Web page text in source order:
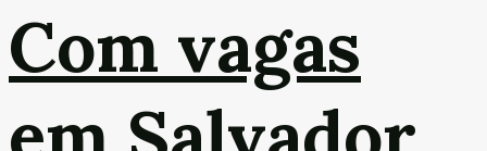
Com vagas